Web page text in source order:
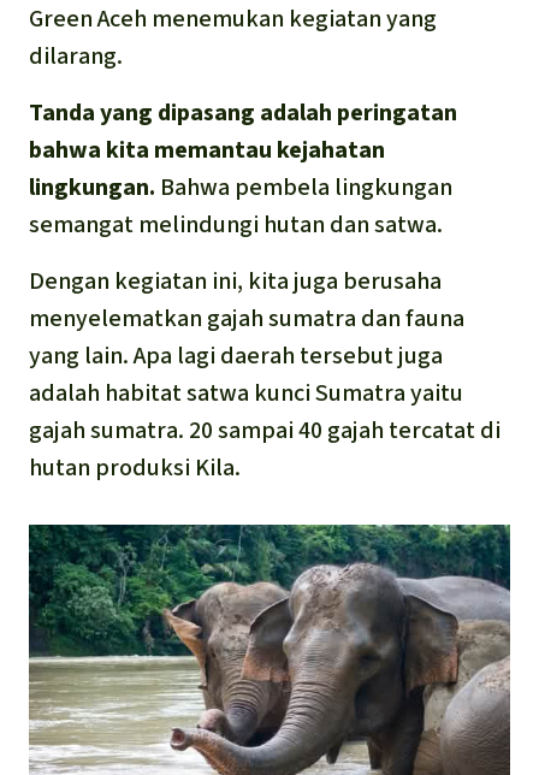
Green Aceh menemukan kegiatan yang
dilarang.
Tanda yang dipasang adalah peringatan
bahwa kita memantau kejahatan
lingkungan. Bahwa pembela lingkungan
semangat melindungi hutan dan satwa.
Dengan kegiatan ini, kita juga berusaha
menyelematkan gajah sumatra dan fauna
yang lain. Apa lagi daerah tersebut juga
adalah habitat satwa kunci Sumatra yaitu
gajah sumatra. 20 sampai 40 gajah tercatat di
hutan produksi Kila.